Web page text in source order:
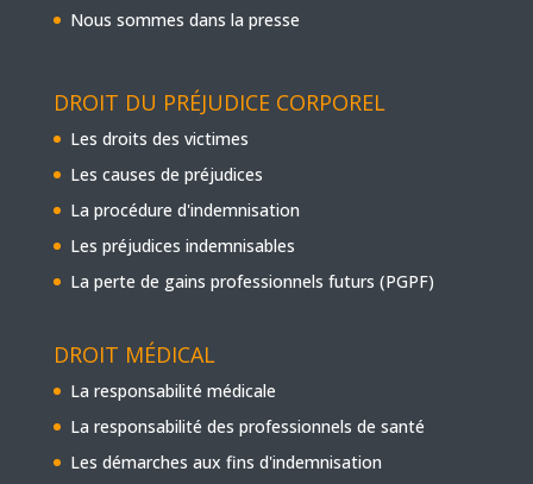
Nous sommes dans la presse
DROIT DU PRÉJUDICE CORPOREL
Les droits des victimes
Les causes de préjudices
La procédure d'indemnisation
Les préjudices indemnisables
La perte de gains professionnels futurs (PGPF)
DROIT MÉDICAL
La responsabilité médicale
La responsabilité des professionnels de santé
Les démarches aux fins d'indemnisation